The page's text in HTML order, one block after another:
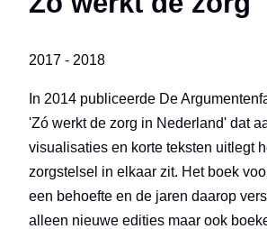
2017 - 2018
In 2014 publiceerde De
'Zó werkt de zorg in Nederland' dat
visualisaties en korte teksten uitlegt
zorgstelsel in elkaar zit. Het boek
een behoefte en de jaren daarop
alleen nieuwe edities maar ook